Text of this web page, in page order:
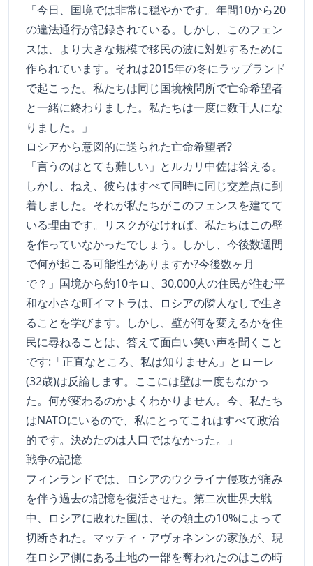
「今日、国境では非常に穏やかです。年間10から20
の違法通行が記録されている。しかし、このフェン
スは、より大きな規模で移民の波に対処するために
作られています。それは2015年の冬にラップランド
で起こった。私たちは同じ国境検問所で亡命希望者
と一緒に終わりました。私たちは一度に数千人にな
りました。」
ロシアから意図的に送られた亡命希望者?
「言うのはとても難しい」とルカリ中佐は答える。
しかし、ねえ、彼らはすべて同時に同じ交差点に到
着しました。それが私たちがこのフェンスを建てて
いる理由です。リスクがなければ、私たちはこの壁
を作っていなかったでしょう。しかし、今後数週間
で何が起こる可能性がありますか?今後数ヶ月
で？」国境から約10キロ、30,000人の住民が住む平
和な小さな町イマトラは、ロシアの隣人なしで生き
ることを学びます。しかし、壁が何を変えるかを住
民に尋ねることは、答えて面白い笑い声を聞くこと
です:「正直なところ、私は知りません」とローレ
(32歳)は反論します。ここには壁は一度もなかっ
た。何が変わるのかよくわかりません。今、私たち
はNATOにいるので、私にとってこれはすべて政治
的です。決めたのは人口ではなかった。」
戦争の記憶
フィンランドでは、ロシアのウクライナ侵攻が痛み
を伴う過去の記憶を復活させた。第二次世界大戦
中、ロシアに敗れた国は、その領土の10%によって
切断された。マッティ・アヴォネンンの家族が、現
在ロシア側にある土地の一部を奪われたのはこの時